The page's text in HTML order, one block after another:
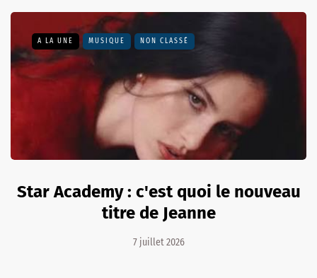
A LA UNE MUSIQUE NON CLASSÉ
Star Academy : c'est quoi le nouveau
titre de Jeanne
7 juillet 2026